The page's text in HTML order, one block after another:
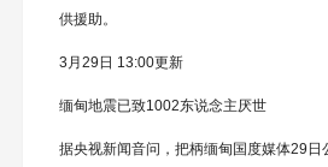
供援助。
3月29日 13:00更新
缅甸地震已致1002东说念主厌世
据央视新闻音问，把柄缅甸国度媒体29日